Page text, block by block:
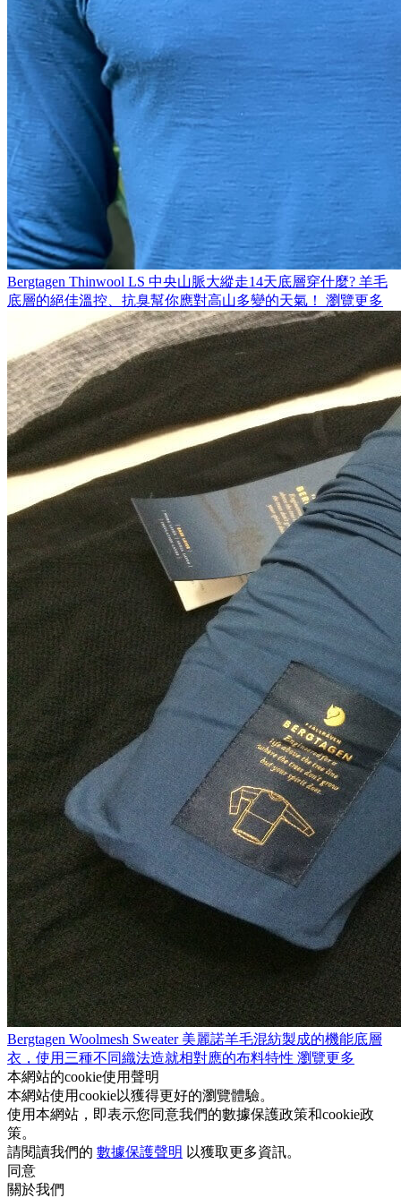
Bergtagen Thinwool LS 中央山脈大縱走14天底層穿什麼? 羊毛
底層的絕佳溫控、抗臭幫你應對高山多變的天氣！
瀏覽更多
Bergtagen Woolmesh Sweater 美麗諾羊毛混紡製成的機能底層
衣，使用三種不同織法造就相對應的布料特性 瀏覽更多
本網站的cookie使用聲明
本網站使用cookie以獲得更好的瀏覽體驗。
使用本網站，即表示您同意我們的數據保護政策和cookie政
策。
請閱讀我們的 數據保護聲明 以獲取更多資訊。
同意
關於我們